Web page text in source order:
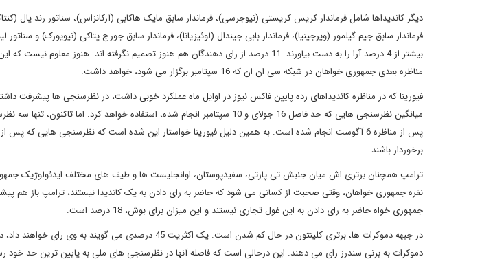
دیگر کاندیداها شامل فرماندار کریس کریستی (نیوجرسی)، فرماندار سابق مایک هاکابی (آرکانزاس)، سناتور رند پال
فرماندار سابق جیم گیلمور (ویرجینیا)، فرماندار بابی جیندال (لوئیزیانا)، فرماندار سابق جورج پتاکی (نیویورک) و سناتور
بیشتر از 4 درصد آرا را به دست بیاورند. 11 درصد از رای دهندگان هم هنوز تصمیم نگرفته اند. هنوز
مناظره بعدی جمهوری خواهان در شبکه سی ان ان که 16 سپتامبر برگزار می شود، خواهد داشت.
فیورینا که در مناظره کاندیداهای رده پایین فاکس نیوز در اوایل ماه عملکرد خوبی داشت، در نظرسنجی ها پیشرفت
پس از مناظره 6 آگوست انجام شده است. به همین دلیل فیورینا خواستار این شده است که نظرسنجی هایی که پس
برخوردار باشند.
جمهوری خواه حاضر به رای دادن به این غول تجاری نیستند و این میزان برای بوش، 18 درصد است.